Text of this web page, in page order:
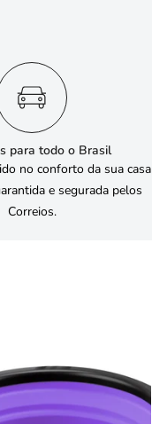
para todo o Brasil
no conforto da sua casa
e segurada pelos
Correios.